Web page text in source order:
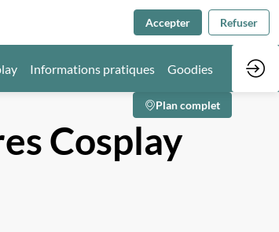
Informations pratiques Goodies
Plan complet
Cosplay
Accepter Refuser